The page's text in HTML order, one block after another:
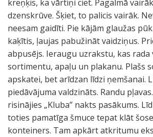
kreņķis, ka vārtiņi ciet. Pagalmā
dzenskrūve. Šķiet, to palicis vairāk.
neesam gaidīti. Pie kājām glaužas
kaķītis, ļaujas pabužināt vaidziņus.
abpusējs. Ieraugu uzrakstu, kas rada
sortimentu, apaļu un plakanu. Plašs
apskatei, bet arīdzan līdzi ņemšanai.
piedāvājuma valdzināts. Randu
risinājies „Kluba” nakts pasākums.
toties pamatīga šmuce tepat klāt
konteiners. Tam apkārt atkritumu